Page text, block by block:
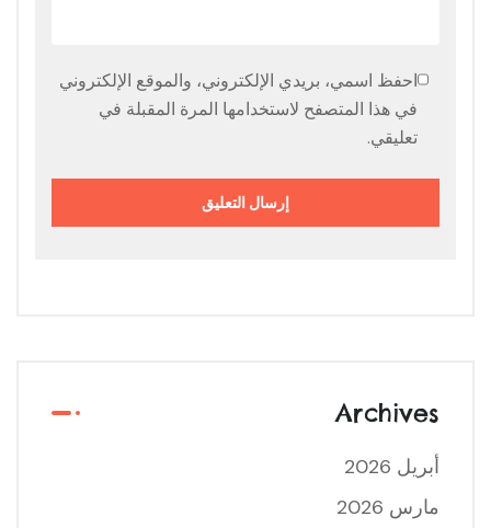
احفظ اسمي، بريدي الإلكتروني، والموقع الإلكتروني
في هذا المتصفح لاستخدامها المرة المقبلة في
تعليقي.
Archives
أبريل 2026
مارس 2026